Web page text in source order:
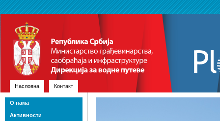
Насловна Контакт
О нама
Активности